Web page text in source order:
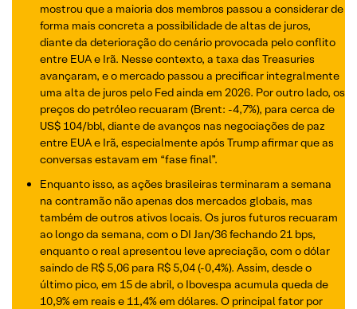
mostrou que a maioria dos membros passou a considerar de
forma mais concreta a possibilidade de altas de juros,
diante da deterioração do cenário provocada pelo conflito
entre EUA e Irã. Nesse contexto, a taxa das Treasuries
avançaram, e o mercado passou a precificar integralmente
uma alta de juros pelo Fed ainda em 2026. Por outro lado, os
preços do petróleo recuaram (Brent: -4,7%), para cerca de
US$ 104/bbl, diante de avanços nas negociações de paz
entre EUA e Irã, especialmente após Trump afirmar que as
conversas estavam em “fase final”.
Enquanto isso, as ações brasileiras terminaram a semana
na contramão não apenas dos mercados globais, mas
também de outros ativos locais. Os juros futuros recuaram
ao longo da semana, com o DI Jan/36 fechando 21 bps,
enquanto o real apresentou leve apreciação, com o dólar
saindo de R$ 5,06 para R$ 5,04 (-0,4%). Assim, desde o
último pico, em 15 de abril, o Ibovespa acumula queda de
10,9% em reais e 11,4% em dólares. O principal fator por